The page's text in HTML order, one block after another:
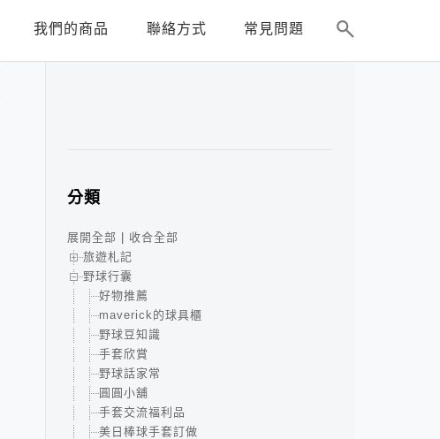
我們的商品 聯絡方式 常見問題
分類
展開全部
收合全部
旅遊札記
野球行囊
好物推薦
maverick的球具櫃
野球豆知識
手套欣賞
野球話家常
圓圓小舖
手套交流福利品
美日棒球手套訂做